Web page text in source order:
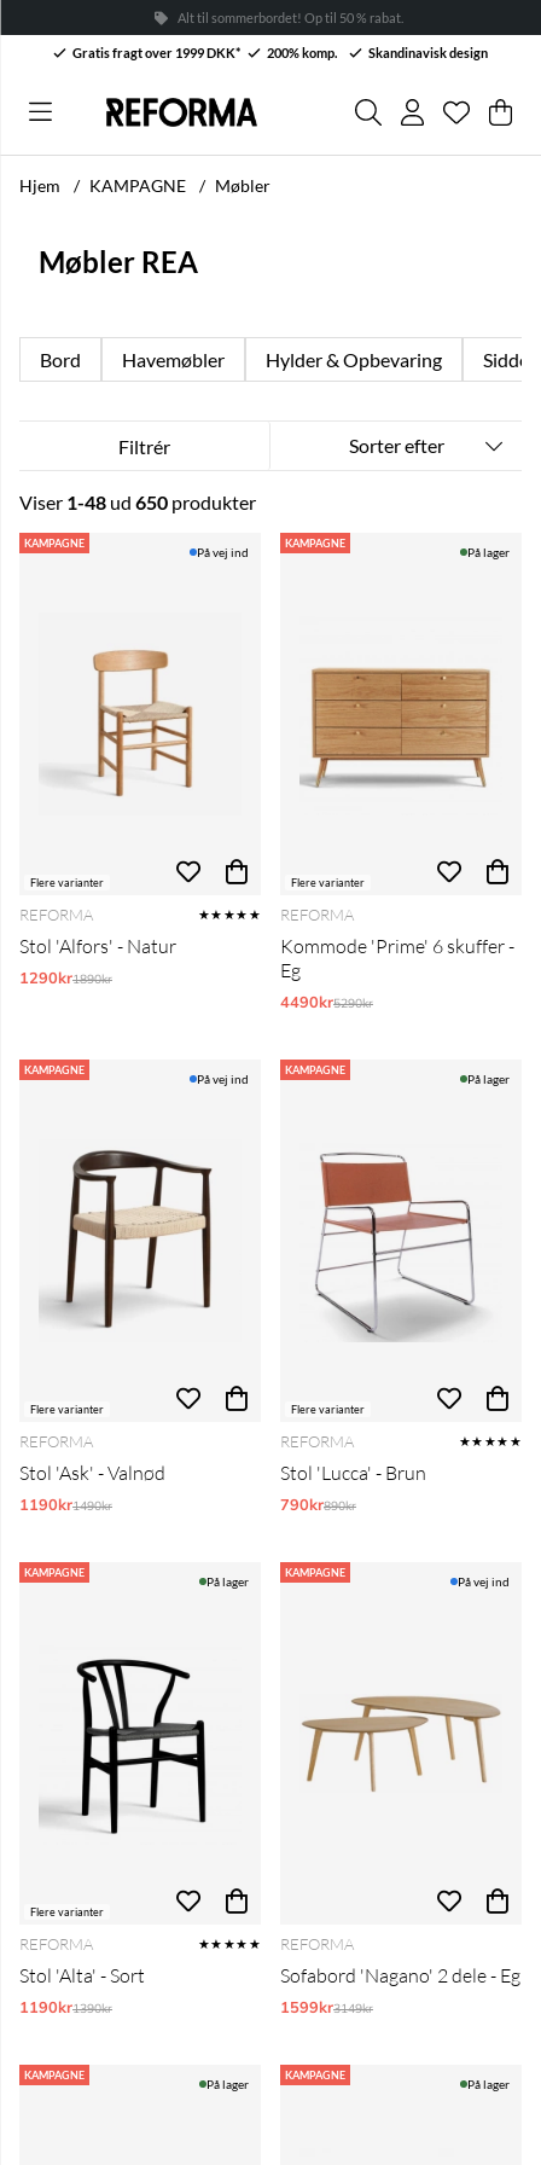
Alt til sommerbordet! Op til 50 % rabat. →
Gratis fragt over 1999 DKK* 200% komp. Skandinavisk design
Antal på
. .
Hjem KAMPAGNE Møbler
Møbler REA
Bord Havemøbler Hylder & Opbevaring Sidde
Filtrér Sorter efter
Viser 1-48 ud 650 produkter
Produkter
KAMPAGNE
Flere varianter
På vej ind
REFORMA ★★★★★
Stol 'Alfors' - Natur
1290krNormalpris:
1890kr
KAMPAGNE
Flere varianter
På lager
REFORMA
Kommode 'Prime' 6 skuffer -
Eg
4490krNormalpris:
5290kr
KAMPAGNE
Flere varianter
På vej ind
REFORMA
Stol 'Ask' - Valnød
1190krNormalpris:
1490kr
KAMPAGNE
Flere varianter
På lager
REFORMA ★★★★★
Stol 'Lucca' - Brun
790krNormalpris:
890kr
KAMPAGNE
Flere varianter
På lager
REFORMA ★★★★★
Stol 'Alta' - Sort
1190krNormalpris:
1390kr
KAMPAGNE
På vej ind
REFORMA
Sofabord 'Nagano' 2 dele - Eg
1599krNormalpris:
3149kr
KAMPAGNE
På lager
KAMPAGNE
På lager